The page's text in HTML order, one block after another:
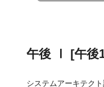
午後 Ⅰ [午後
システムアーキテク